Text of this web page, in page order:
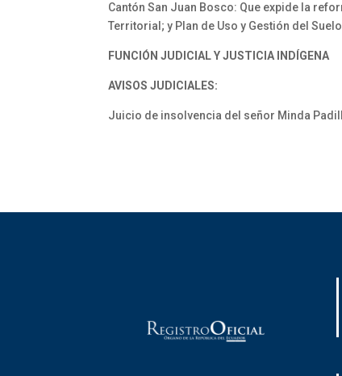
Cantón San Juan Bosco: Que expide la
Territorial; y Plan de Uso y Gestión del Suelo
FUNCIÓN JUDICIAL Y JUSTICIA INDÍGENA
AVISOS JUDICIALES:
Juicio de insolvencia del señor Minda